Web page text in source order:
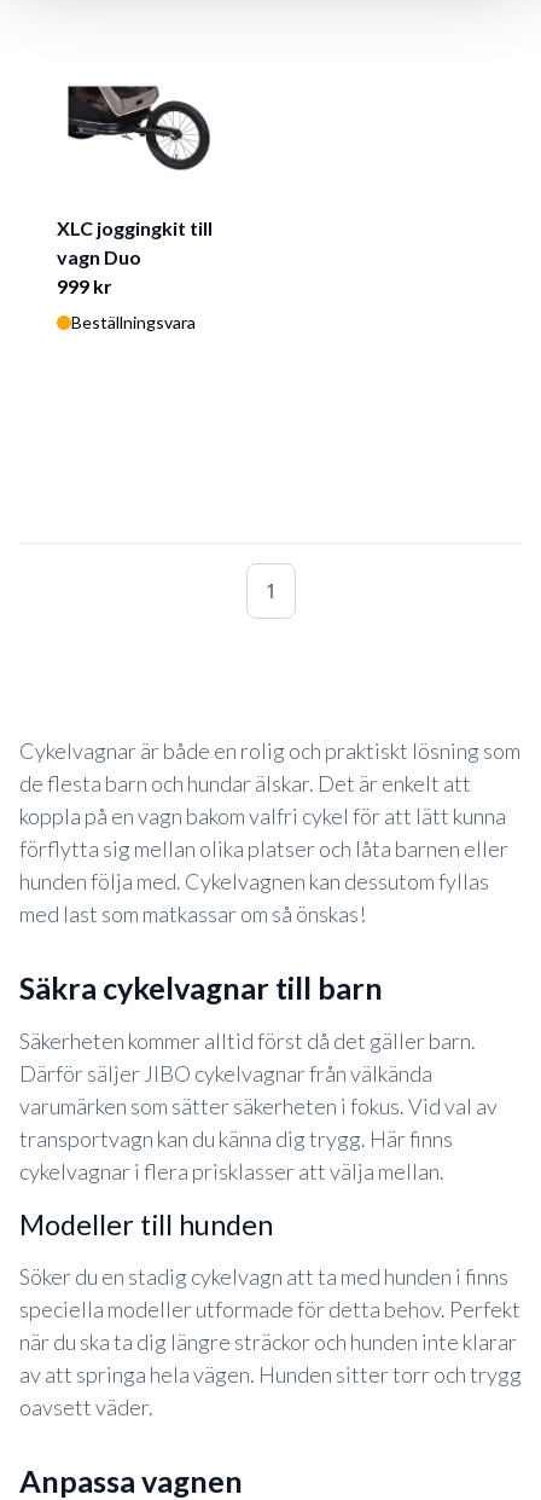
XLC joggingkit till
vagn Duo
999 kr
Beställningsvara
1
Cykelvagnar är både en rolig och praktiskt lösning som
de flesta barn och hundar älskar. Det är enkelt att
koppla på en vagn bakom valfri cykel för att lätt kunna
förflytta sig mellan olika platser och låta barnen eller
hunden följa med. Cykelvagnen kan dessutom fyllas
med last som matkassar om så önskas!
säkra cykelvagnar till barn
Säkerheten kommer alltid först då det gäller barn.
Därför säljer JIBO cykelvagnar från välkända
varumärken som sätter säkerheten i fokus. Vid val av
transportvagn kan du känna dig trygg. Här finns
cykelvagnar i flera prisklasser att välja mellan.
modeller till hunden
Söker du en stadig cykelvagn att ta med hunden i finns
speciella modeller utformade för detta behov. Perfekt
när du ska ta dig längre sträckor och hunden inte klarar
av att springa hela vägen. Hunden sitter torr och trygg
oavsett väder.
anpassa vagnen